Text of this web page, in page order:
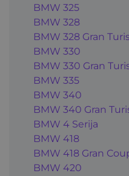
BMW 325
BMW 328
BMW 328 Gran
BMW 330
BMW 330 Gran
BMW 335
BMW 340
BMW 340 Gran
BMW 4 Serija
BMW 418
BMW 418 Gran
BMW 420